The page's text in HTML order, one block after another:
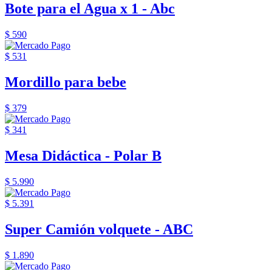
Bote para el Agua x 1 - Abc
$ 590
$ 531
Mordillo para bebe
$ 379
$ 341
Mesa Didáctica - Polar B
$ 5.990
$ 5.391
Super Camión volquete - ABC
$ 1.890